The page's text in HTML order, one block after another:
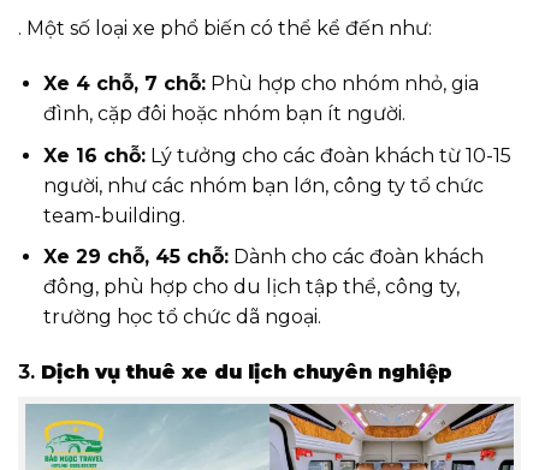
. Một số loại xe phổ biến có thể kể đến như:
Xe 4 chỗ, 7 chỗ:Phù hợp cho nhóm nhỏ, gia
đình, cặp đôi hoặc nhóm bạn ít người.
Xe 16 chỗ:Lý tưởng cho các đoàn khách từ 10-15
người, như các nhóm bạn lớn, công ty tổ chức
team-building.
Xe 29 chỗ, 45 chỗ:Dành cho các đoàn khách
đông, phù hợp cho du lịch tập thể, công ty,
trường học tổ chức dã ngoại.
3. Dịch vụ thuê xe du lịch chuyên nghiệp